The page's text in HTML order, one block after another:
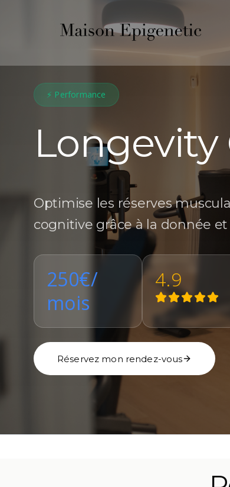
⚡ Performance
Longevity
Optimise les réserves
cognitive grâce à la donnée et
250€/
mois
4.9
Réservez mon rendez-vous